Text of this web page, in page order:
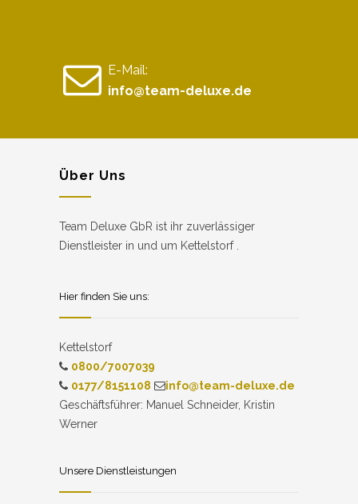
E-Mail:
info@team-deluxe.de
Über Uns
Team Deluxe GbR ist ihr zuverlässiger
Dienstleister in und um Kettelstorf .
Hier finden Sie uns:
Kettelstorf
0800/7007039
0177/8151108
info@team-deluxe.de
Geschäftsführer: Manuel Schneider, Kristin
Werner
Unsere Dienstleistungen